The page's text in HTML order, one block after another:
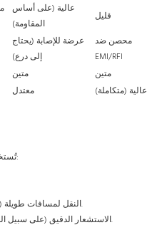
عالية (على أساس
المقاومة)
قليل
عرضة للإصابة (يحتاج
إلى درع)
محصن ضد
EMI/RFI
متين
متين
معتدل عالية (متكاملة)
تُستخدم كنواة لكابلات الألياف الضوئية من أجل:
النقل لمسافات طويلة (التوهين المنخفض يقلل من المكررات).
الاستشعار الدقيق (على سبيل المثال، مراقبة درجة حرارة خط الأنابيب).